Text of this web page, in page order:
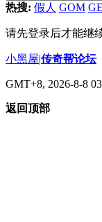
热搜: 假人 GOM
请先登录后才能继
小黑屋|传奇帮论坛
GMT+8, 2026-8-8
返回顶部